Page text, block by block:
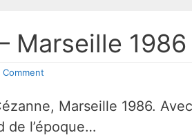
Marseille 1986
Comment
Marseille 1986.
de l’époque…